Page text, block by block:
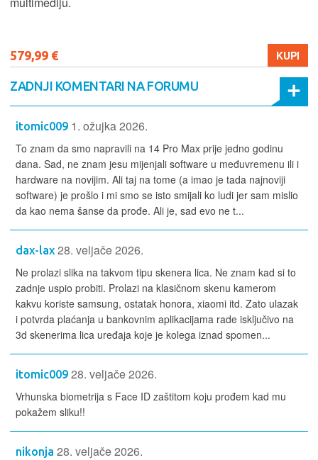
579,99 € KUPI
ZADNJI KOMENTARI NA FORUMU
itomic009 1. ožujka 2026.
To znam da smo napravili na 14 Pro Max prije jedno godinu
dana. Sad, ne znam jesu mijenjali software u međuvremenu ili i
hardware na novijim. Ali taj na tome (a imao je tada najnoviji
software) je prošlo i mi smo se isto smijali ko ludi jer sam mislio
da kao nema šanse da prođe. Ali je, sad evo ne t...
dax-lax 28. veljače 2026.
Ne prolazi slika na takvom tipu skenera lica. Ne znam kad si to
zadnje uspio probiti. Prolazi na klasičnom skenu kamerom
kakvu koriste samsung, ostatak honora, xiaomi itd. Zato ulazak
i potvrda plaćanja u bankovnim aplikacijama rade isključivo na
3d skenerima lica uređaja koje je kolega iznad spomen...
itomic009 28. veljače 2026.
Vrhunska biometrija s Face ID zaštitom koju prođem kad mu
pokažem sliku!!
nikonja 28. veljače 2026.